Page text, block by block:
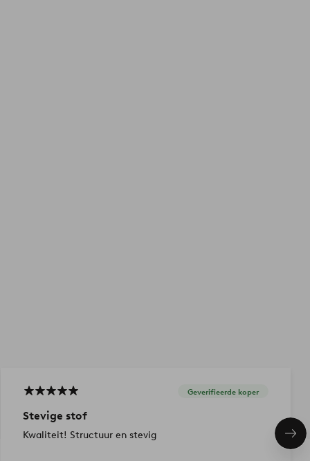
Geverifieerde koper
Stevige stof
Kwaliteit! Structuur en stevig